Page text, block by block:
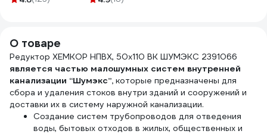
О товаре
Редуктор ХЕМКОР НПВХ, 50x110 ВК ШУМЭКС 2391066
является частью малошумных систем внутренней
канализации “Шумэкс”, которые предназначены для
сбора и удаления стоков внутри зданий и сооружений и
доставки их в систему наружной канализации.
Создание систем трубопроводов для отведения
воды, бытовых отходов в жилых, общественных и